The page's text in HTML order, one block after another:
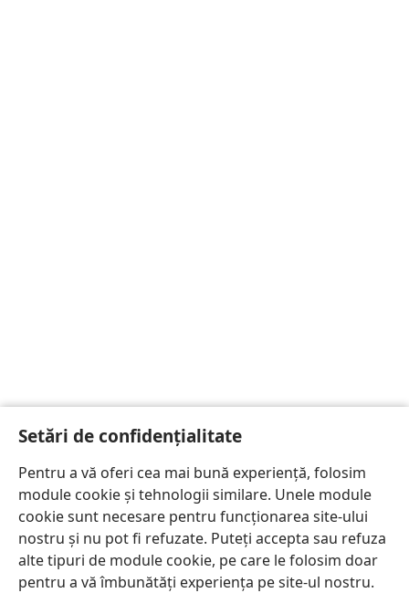
Setări de confidențialitate
Pentru a vă oferi cea mai bună experiență, folosim
module cookie și tehnologii similare. Unele module
cookie sunt necesare pentru funcționarea site-ului
nostru și nu pot fi refuzate. Puteți accepta sau refuza
alte tipuri de module cookie, pe care le folosim doar
pentru a vă îmbunătăți experiența pe site-ul nostru.